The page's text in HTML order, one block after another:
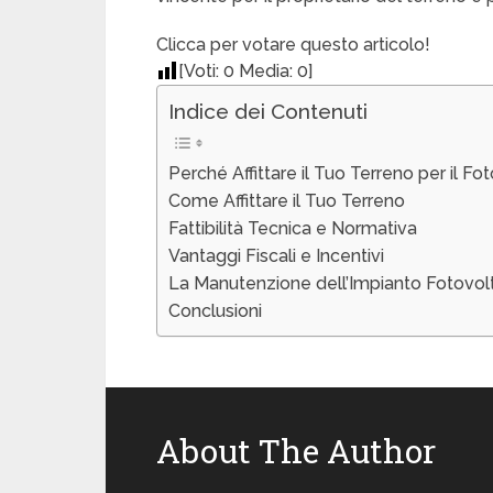
Clicca per votare questo articolo!
[Voti: 0 Media: 0]
Indice dei Contenuti
Perché Affittare il Tuo Terreno per il
Come Affittare il Tuo Terreno
Fattibilità Tecnica e Normativa
Vantaggi Fiscali e Incentivi
La Manutenzione dell’Impianto
Conclusioni
About The Author